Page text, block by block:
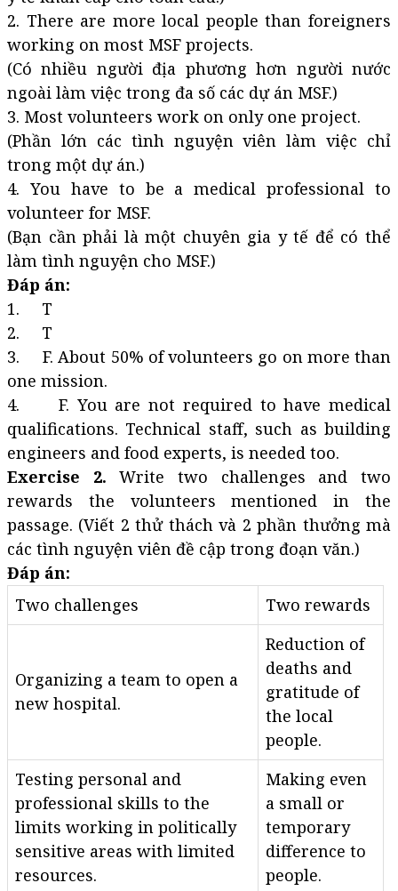
2. There are more local people than foreigners
working on most MSF projects.
(Có nhiều người địa phương hơn người nước
ngoài làm việc trong đa số các dự án MSF.)
3. Most volunteers work on only one project.
(Phần lớn các tình nguyện viên làm việc chỉ
trong một dự án.)
4. You have to be a medical professional to
volunteer for MSF.
(Bạn cần phải là một chuyên gia y tế để có thể
làm tình nguyện cho MSF.)
Đáp án:
1. T
2. T
3. F. About 50% of volunteers go on more than
one mission.
4. F. You are not required to have medical
qualifications. Technical staff, such as building
engineers and food experts, is needed too.
Exercise 2. Write two challenges and two
rewards the volunteers mentioned in the
passage. (Viết 2 thử thách và 2 phần thưởng mà
các tình nguyện viên đề cập trong đoạn văn.)
Đáp án:
Two challenges
Two rewards
Organizing a team to open a
new hospital.
Reduction of
deaths and
gratitude of
the local
people.
Testing personal and
professional skills to the
limits working in politically
sensitive areas with limited
resources.
Making even
a small or
temporary
difference to
people.